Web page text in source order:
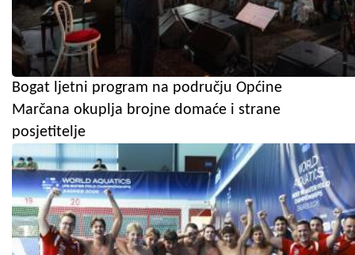
Bogat ljetni program na području Općine
Marčana okuplja brojne domaće i strane
posjetitelje